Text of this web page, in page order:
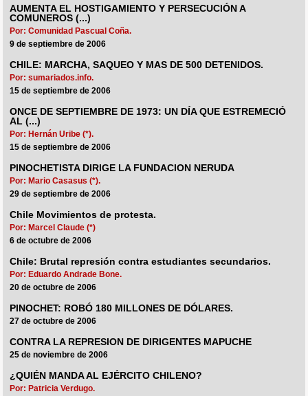
AUMENTA EL HOSTIGAMIENTO Y PERSECUCIÓN A
COMUNEROS (...)
Por: Comunidad Pascual Coña.
9 de septiembre de 2006
CHILE: MARCHA, SAQUEO Y MAS DE 500 DETENIDOS.
Por: sumariados.info.
15 de septiembre de 2006
ONCE DE SEPTIEMBRE DE 1973: UN DÍA QUE ESTREMECIÓ
AL (...)
Por: Hernán Uribe (*).
15 de septiembre de 2006
PINOCHETISTA DIRIGE LA FUNDACION NERUDA
Por: Mario Casasus (*).
29 de septiembre de 2006
Chile Movimientos de protesta.
Por: Marcel Claude (*)
6 de octubre de 2006
Chile: Brutal represión contra estudiantes secundarios.
Por: Eduardo Andrade Bone.
20 de octubre de 2006
PINOCHET: ROBÓ 180 MILLONES DE DÓLARES.
27 de octubre de 2006
CONTRA LA REPRESION DE DIRIGENTES MAPUCHE
25 de noviembre de 2006
¿QUIÉN MANDA AL EJÉRCITO CHILENO?
Por: Patricia Verdugo.